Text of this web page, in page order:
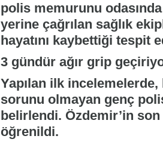
polis memurunu
yerine çağrılan sağlık
hayatını kaybettiği tespit
3 gündür ağır grip
Yapılan ilk
sorunu olmayan genç
belirlendi. Özdemir’in
öğrenildi.